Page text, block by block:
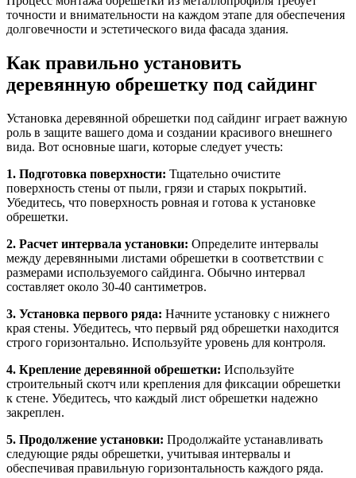
точности и внимательности на каждом этапе для обеспечения
долговечности и эстетического вида фасада здания.
Как правильно установить
деревянную обрешетку под сайдинг
Установка деревянной обрешетки под сайдинг играет важную
роль в защите вашего дома и создании красивого внешнего
вида. Вот основные шаги, которые следует учесть:
1. Подготовка поверхности: Тщательно очистите
поверхность стены от пыли, грязи и старых покрытий.
Убедитесь, что поверхность ровная и готова к установке
обрешетки.
2. Расчет интервала установки: Определите интервалы
между деревянными листами обрешетки в соответствии с
размерами используемого сайдинга. Обычно интервал
составляет около 30-40 сантиметров.
3. Установка первого ряда: Начните установку с нижнего
края стены. Убедитесь, что первый ряд обрешетки находится
строго горизонтально. Используйте уровень для контроля.
4. Крепление деревянной обрешетки: Используйте
строительный скотч или крепления для фиксации обрешетки
к стене. Убедитесь, что каждый лист обрешетки надежно
закреплен.
5. Продолжение установки: Продолжайте устанавливать
следующие ряды обрешетки, учитывая интервалы и
обеспечивая правильную горизонтальность каждого ряда.